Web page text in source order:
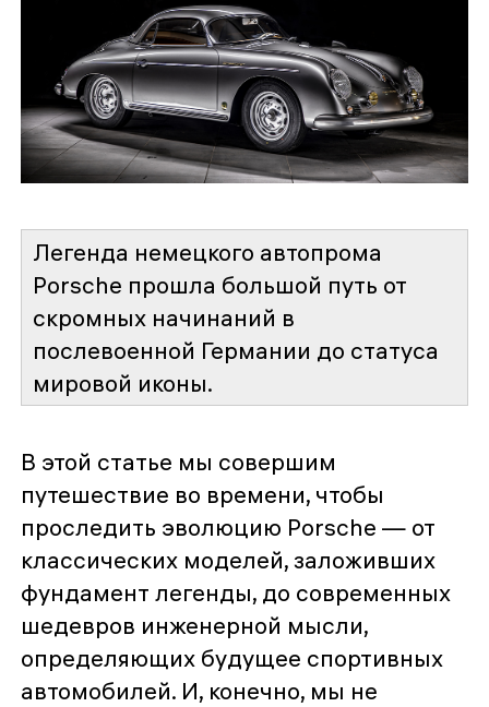
Легенда немецкого автопрома
Porsche прошла большой путь от
скромных начинаний в
послевоенной Германии до статуса
мировой иконы.
В этой статье мы совершим
путешествие во времени, чтобы
проследить эволюцию Porsche — от
классических моделей, заложивших
фундамент легенды, до современных
шедевров инженерной мысли,
определяющих будущее спортивных
автомобилей. И, конечно, мы не